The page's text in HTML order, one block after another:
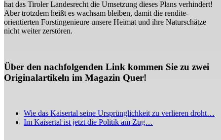
hat das Tiroler Landesrecht die Umsetzung dieses Plans verhindert!
Aber trotzdem heißt es wachsam bleiben, damit die rendite-
orientierten Forstingenieure unsere Heimat und ihre Naturschätze
nicht weiter zerstören.
Über den nachfolgenden Link kommen Sie zu zwei
Originalartikeln im Magazin Quer!
Wie das Kaisertal seine Ursprünglichkeit zu verlieren droht…
Im Kaisertal ist jetzt die Politik am Zug…